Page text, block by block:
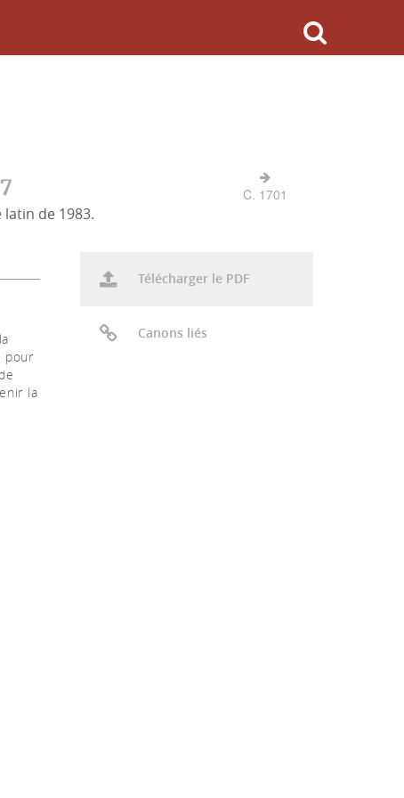
de 1983.
C. 1701
pour
la
Télécharger le PDF
Canons liés